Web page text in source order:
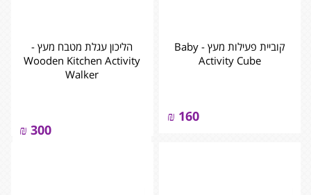
קוביית פעילות מעץ - ‏‏‏‏Baby
Activity Cube
160
₪
הליכון עגלת מטבח מעץ -
‏‏‏‏Wooden Kitchen Activity
Walker
300
₪